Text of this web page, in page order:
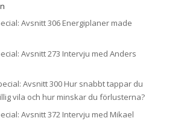
Avsnitt 306 Energiplaner made
Avsnitt 273 Intervju med Anders
Avsnitt 300 Hur snabbt tappar du
vila och hur minskar du förlusterna?
Avsnitt 372 Intervju med Mikael